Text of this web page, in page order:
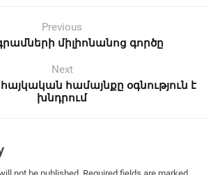
Previous
միլիոնանոց գործը
Next
համայնքը օգնություն է
խնդրում